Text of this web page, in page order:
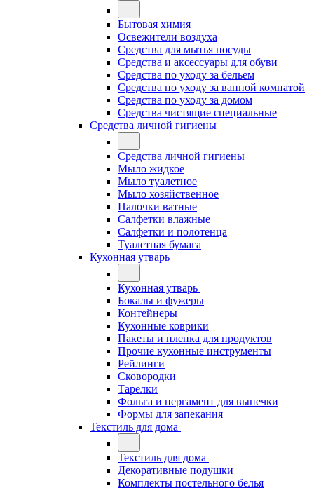
Бытовая химия
Освежители воздуха
Средства для мытья посуды
Средства и аксессуары для обуви
Средства по уходу за бельем
Средства по уходу за ванной комнатой
Средства по уходу за домом
Средства чистящие специальные
Средства личной гигиены
Средства личной гигиены
Мыло жидкое
Мыло туалетное
Мыло хозяйственное
Палочки ватные
Салфетки влажные
Салфетки и полотенца
Туалетная бумага
Кухонная утварь
Кухонная утварь
Бокалы и фужеры
Контейнеры
Кухонные коврики
Пакеты и пленка для продуктов
Прочие кухонные инструменты
Рейлинги
Сковородки
Тарелки
Фольга и пергамент для выпечки
Формы для запекания
Текстиль для дома
Текстиль для дома
Декоративные подушки
Комплекты постельного белья